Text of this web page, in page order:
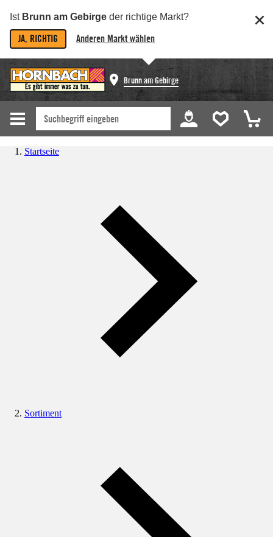
Ist Brunn am Gebirge der richtige Markt?
JA, RICHTIG Anderen Markt wählen
Brunn am Gebirge
Startseite
Sortiment